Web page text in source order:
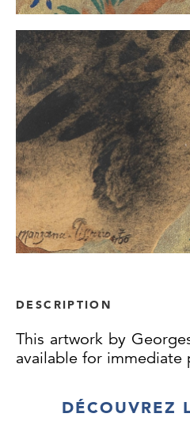
DESCRIPTION
This artwork by
available for immediate
DÉCOUVREZ